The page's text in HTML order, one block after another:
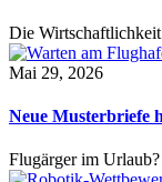
Die
Mai 29, 2026
Neue Musterbriefe
Flugärger im